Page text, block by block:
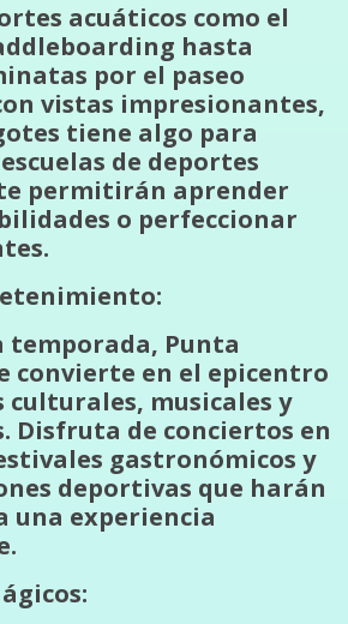
acuáticos como el
hasta
por el paseo
vistas impresionantes,
tiene algo para
de deportes
permitirán aprender
o perfeccionar
temporada, Punta
convierte en el epicentro
culturales, musicales y
Disfruta de conciertos en
gastronómicos y
deportivas que harán
una experiencia